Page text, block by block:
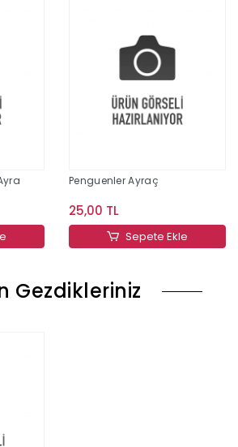
Penguenler Ayraç
25,00 TL
Sepete Ekle
Gezdikleriniz